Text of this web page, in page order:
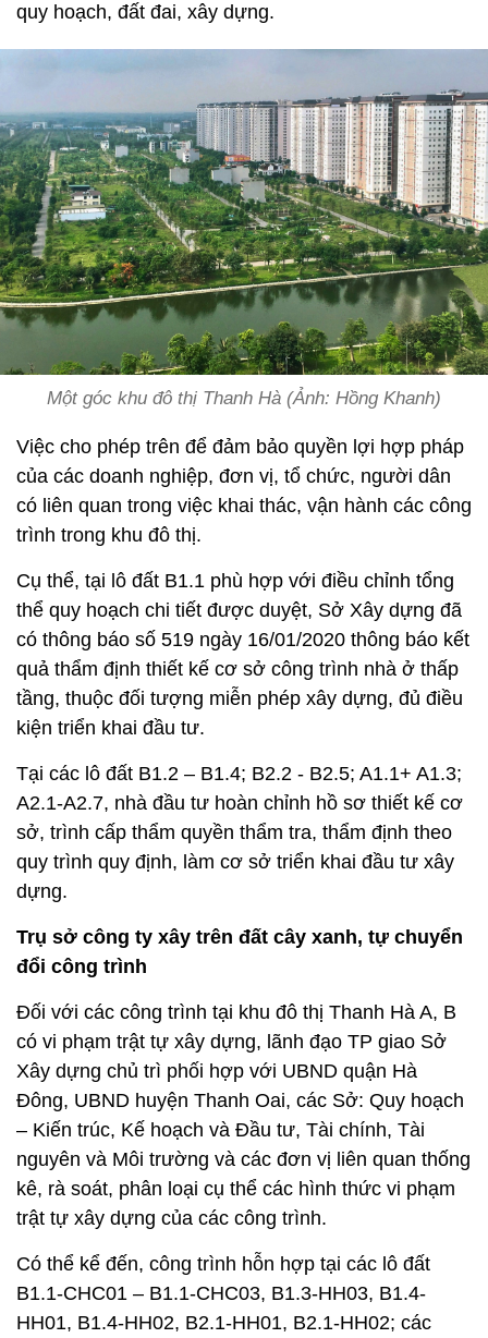
quy hoạch, đất đai, xây dựng.
Một góc khu đô thị Thanh Hà (Ảnh: Hồng Khanh)
Việc cho phép trên để đảm bảo quyền lợi hợp pháp
của các doanh nghiệp, đơn vị, tổ chức, người dân
có liên quan trong việc khai thác, vận hành các công
trình trong khu đô thị.
Cụ thể, tại lô đất B1.1 phù hợp với điều chỉnh tổng
thể quy hoạch chi tiết được duyệt, Sở Xây dựng đã
có thông báo số 519 ngày 16/01/2020 thông báo kết
quả thẩm định thiết kế cơ sở công trình nhà ở thấp
tầng, thuộc đối tượng miễn phép xây dựng, đủ điều
kiện triển khai đầu tư.
Tại các lô đất B1.2 – B1.4; B2.2 - B2.5; A1.1+ A1.3;
A2.1-A2.7, nhà đầu tư hoàn chỉnh hồ sơ thiết kế cơ
sở, trình cấp thẩm quyền thẩm tra, thẩm định theo
quy trình quy định, làm cơ sở triển khai đầu tư xây
dựng.
Trụ sở công ty xây trên đất cây xanh, tự chuyển
đổi công trình
Đối với các công trình tại khu đô thị Thanh Hà A, B
có vi phạm trật tự xây dựng, lãnh đạo TP giao Sở
Xây dựng chủ trì phối hợp với UBND quận Hà
Đông, UBND huyện Thanh Oai, các Sở: Quy hoạch
– Kiến trúc, Kế hoạch và Đầu tư, Tài chính, Tài
nguyên và Môi trường và các đơn vị liên quan thống
kê, rà soát, phân loại cụ thể các hình thức vi phạm
trật tự xây dựng của các công trình.
Có thể kể đến, công trình hỗn hợp tại các lô đất
B1.1-CHC01 – B1.1-CHC03, B1.3-HH03, B1.4-
HH01, B1.4-HH02, B2.1-HH01, B2.1-HH02; các